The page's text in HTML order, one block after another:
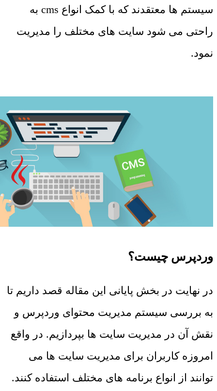
سیستم ها معتقدند که با کمک انواع cms به
راحتی می شود سایت های مختلف را مدیریت
نمود.
وردپرس چیست؟
در نهایت در بخش پایانی این مقاله قصد داریم تا
به بررسی سیستم مدیریت محتوای وردپرس و
نقش آن در مدیریت سایت ها بپردازیم. در واقع
امروزه کاربران برای مدیریت سایت ها می
توانند از انواع برنامه های مختلف استفاده کنند.